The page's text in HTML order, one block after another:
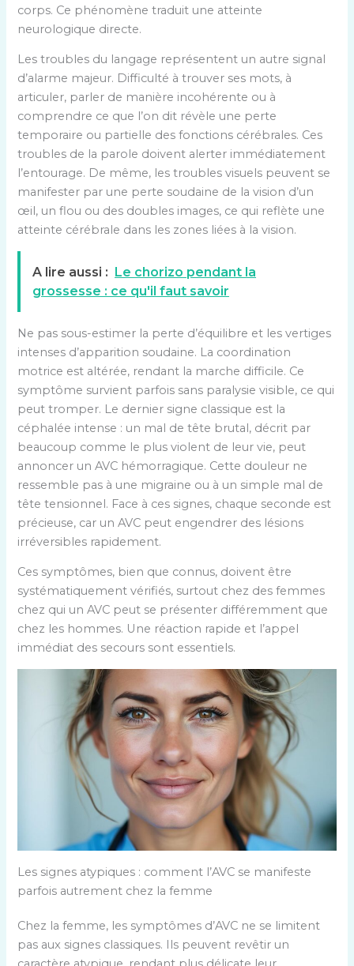
corps. Ce phénomène traduit une atteinte
neurologique directe.
Les troubles du langage représentent un autre signal
d’alarme majeur. Difficulté à trouver ses mots, à
articuler, parler de manière incohérente ou à
comprendre ce que l’on dit révèle une perte
temporaire ou partielle des fonctions cérébrales. Ces
troubles de la parole doivent alerter immédiatement
l’entourage. De même, les troubles visuels peuvent se
manifester par une perte soudaine de la vision d’un
œil, un flou ou des doubles images, ce qui reflète une
atteinte cérébrale dans les zones liées à la vision.
A lire aussi : Le chorizo pendant la
grossesse : ce qu'il faut savoir
Ne pas sous-estimer la perte d’équilibre et les vertiges
intenses d’apparition soudaine. La coordination
motrice est altérée, rendant la marche difficile. Ce
symptôme survient parfois sans paralysie visible, ce qui
peut tromper. Le dernier signe classique est la
céphalée intense : un mal de tête brutal, décrit par
beaucoup comme le plus violent de leur vie, peut
annoncer un AVC hémorragique. Cette douleur ne
ressemble pas à une migraine ou à un simple mal de
tête tensionnel. Face à ces signes, chaque seconde est
précieuse, car un AVC peut engendrer des lésions
irréversibles rapidement.
Ces symptômes, bien que connus, doivent être
systématiquement vérifiés, surtout chez des femmes
chez qui un AVC peut se présenter différemment que
chez les hommes. Une réaction rapide et l’appel
immédiat des secours sont essentiels.
Les signes atypiques : comment l’AVC se manifeste
parfois autrement chez la femme
Chez la femme, les symptômes d’AVC ne se limitent
pas aux signes classiques. Ils peuvent revêtir un